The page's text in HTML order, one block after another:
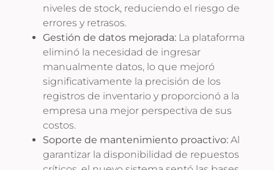
niveles de stock, reduciendo el riesgo de
errores y retrasos.
Gestión de datos mejorada: La plataforma
eliminó la necesidad de ingresar
manualmente datos, lo que mejoró
significativamente la precisión de los
registros de inventario y proporcionó a la
empresa una mejor perspectiva de sus
costos.
Soporte de mantenimiento proactivo: Al
garantizar la disponibilidad de repuestos